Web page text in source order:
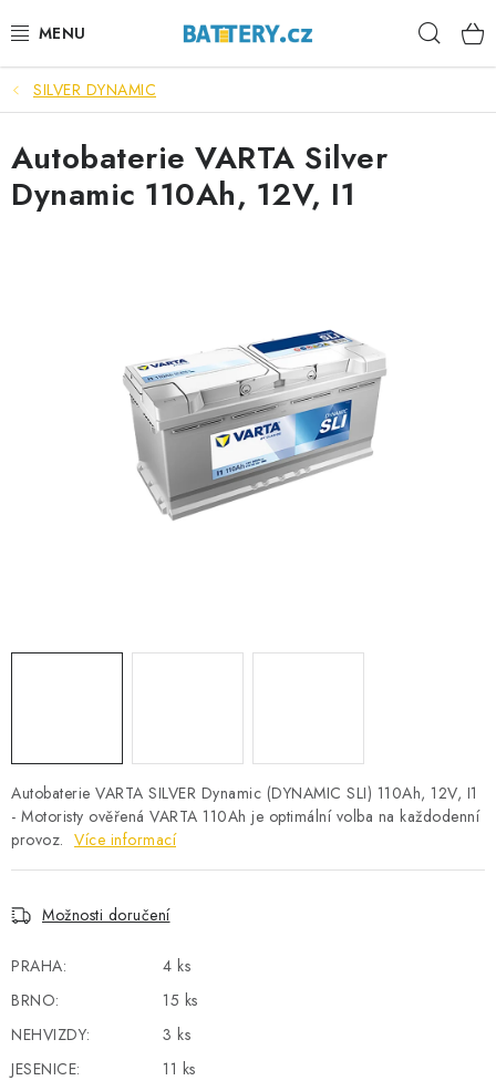
na
VÝHODNÉ SETY
SLUŽBY
AUTOBATERIE
STANIČNÍ BATERIE
BATERIOVÉ BOXY
POWERBANKY
STARTOVACÍ ZDROJE
TESTERY BATERIÍ
BATERIE PRO NOUZOVÁ OSVĚTLENÍ
PŘÍSLUŠENSTVÍ
SILVER DYNAMIC
Autobaterie VARTA SILVER Dynamic (DYNAMIC SLI) 110Ah, 12V, I1
- Motoristy ověřená VARTA 110Ah je optimální volba na každodenní
provoz. Více informací
Možnosti doručení
PRAHA:
4 ks
BRNO:
15 ks
NEHVIZDY:
3 ks
JESENICE:
11 ks
Autobaterie VARTA Silver
Dynamic 110Ah, 12V, I1